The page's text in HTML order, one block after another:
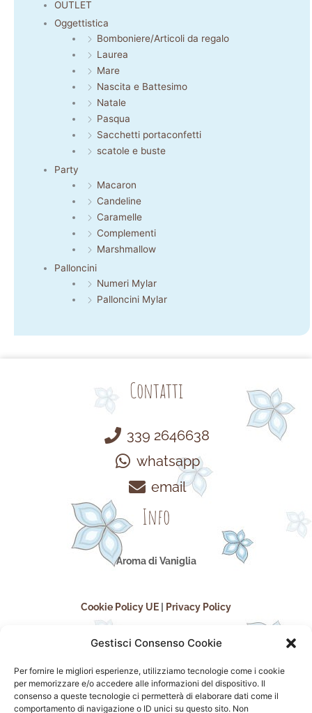
Gestisci Consenso Cookie
Per fornire le migliori esperienze, utilizziamo tecnologie come i cookie
per memorizzare e/o accedere alle informazioni del dispositivo. Il
consenso a queste tecnologie ci permetterà di elaborare dati come il
comportamento di navigazione o ID unici su questo sito. Non
OUTLET
Oggettistica
Bomboniere/Articoli da regalo
Laurea
Mare
Nascita e Battesimo
Natale
Pasqua
Sacchetti portaconfetti
scatole e buste
Party
Macaron
Candeline
Caramelle
Complementi
Marshmallow
Palloncini
Numeri Mylar
Palloncini Mylar
Contatti
339 2646638
whatsapp
email
Info
Aroma di Vaniglia
Cookie Policy UE Privacy Policy